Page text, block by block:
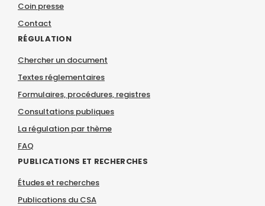
Coin presse
Contact
RÉGULATION
Chercher un document
Textes réglementaires
Formulaires, procédures, registres
Consultations publiques
La régulation par thème
FAQ
PUBLICATIONS ET RECHERCHES
Études et recherches
Publications du CSA